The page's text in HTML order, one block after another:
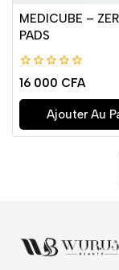
MEDICUBE –
PADS
0
de
5
16 000 CFA
Ajouter Au